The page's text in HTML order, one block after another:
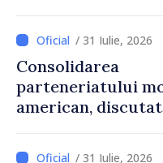
/ 31 Iulie, 2026
Consolidarea
parteneriatului
american,
și însărcinatul cu
/ 31 Iulie, 2026